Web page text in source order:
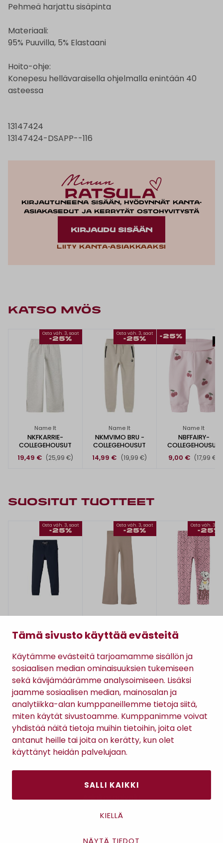
Tämä sivusto käyttää evästeitä
Käytämme evästeitä tarjoamamme sisällön ja
sosiaalisen median ominaisuuksien tukemiseen
sekä kävijämäärämme analysoimiseen. Lisäksi
jaamme sosiaalisen median, mainosalan ja
analytiikka-alan kumppaneillemme tietoja siitä,
miten käytät sivustoamme. Kumppanimme voivat
yhdistää näitä tietoja muihin tietoihin, joita olet
antanut heille tai joita on kerätty, kun olet
käyttänyt heidän palvelujaan.
SALLI KAIKKI
KIELLÄ
NÄYTÄ TIEDOT
Pehmeä harjattu sisäpinta
Materiaali:
95% Puuvilla, 5% Elastaani
Hoito-ohje:
Konepesu hellävaraisella ohjelmalla enintään 40
asteessa
13147424
13147424-DSAPP--116
Kirjautuneena sisään, hyödynnät kanta-
asiakasedut ja kerrytät ostohyvitystä
KIRJAUDU SISÄÄN
Liity kanta-asiakkaaksi
KATSO MYÖS
Osta väh. 3, saat
-25%
Name It
NKFKARRIE-
COLLEGEHOUSUT
19,49 € (25,99 €)
Osta väh. 3, saat
-25%
Name It
NKMVIMO BRU -
COLLEGEHOUSUT
14,99 €
(19,99 €)
-25%
Name It
NBFFAIRY-
COLLEGEHOUSUT
9,00 € (17,99 €)
SUOSITUT TUOTTEET
Osta väh. 3, saat
-25%
NKMSWEAT PANT -
COLLEGEHOUSUT
Osta väh. 3, saat
-25%
BOOTCUT -
Osta väh. 3,
-25%
LEGGINGSIT
TILAA RATSULAN UUTISKIRJE
Tilaamalla uutiskirjeen hyväksytRatsulan tietosuojaselosteen.
Asiakaspalvelu
Lahjakortti